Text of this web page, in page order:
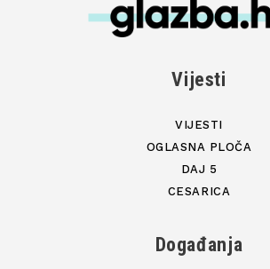
Vijesti
VIJESTI
OGLASNA PLOČA
DAJ 5
CESARICA
Događanja